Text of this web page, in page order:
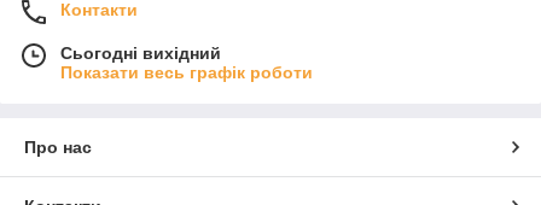
Контакти
Сьогодні вихідний
Показати весь графік роботи
Про нас